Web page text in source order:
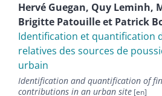
Hervé Guegan, Quy Leminh,
Brigitte Patouilleet Patrick
Identification et quantification
relatives des sources de
urbain
Identification and quantification of
contributions in an urban site